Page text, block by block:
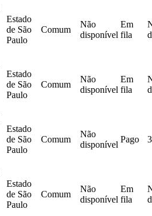
Estado
de São
Paulo
Comum
Não
disponível
Em
fila
Estado
de São
Paulo
Comum
Não
disponível
Em
fila
Estado
de São
Paulo
Comum
Não
disponível
Pago
Estado
de São
Paulo
Comum
Não
disponível
Em
fila